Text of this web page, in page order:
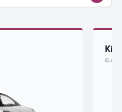
Kia
o.ä.